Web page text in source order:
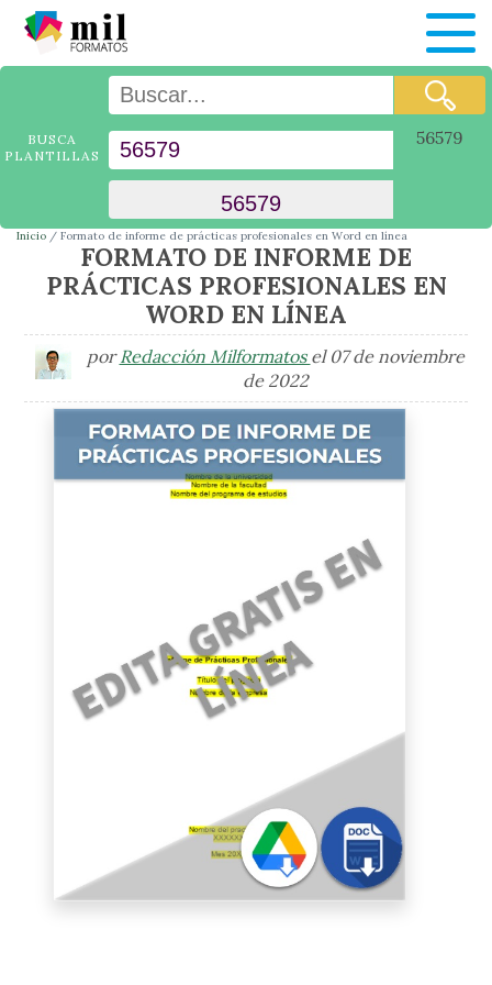
BUSCA
PLANTILLAS
56579
Inicio Formato de informe de prácticas profesionales en Word en línea
FORMATO DE INFORME DE
PRÁCTICAS PROFESIONALES EN
WORD EN LÍNEA
porRedacción Milformatos el 07 de noviembre
de 2022